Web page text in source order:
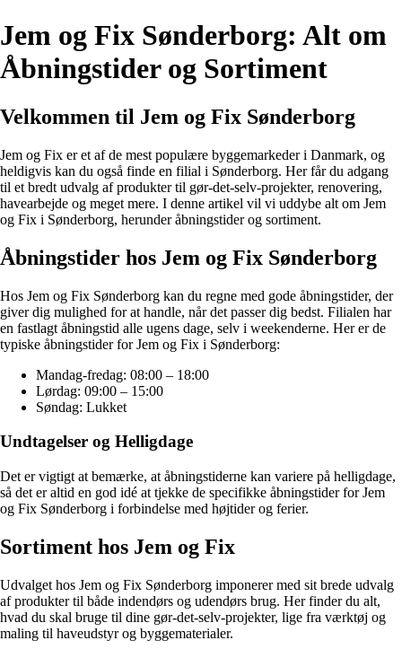
Jem og Fix Sønderborg: Alt om
Åbningstider og Sortiment
Velkommen til Jem og Fix Sønderborg
Jem og Fix er et af de mest populære byggemarkeder i Danmark, og
heldigvis kan du også finde en filial i Sønderborg. Her får du adgang
til et bredt udvalg af produkter til gør-det-selv-projekter, renovering,
havearbejde og meget mere. I denne artikel vil vi uddybe alt om Jem
og Fix i Sønderborg, herunder åbningstider og sortiment.
Åbningstider hos Jem og Fix Sønderborg
Hos Jem og Fix Sønderborg kan du regne med gode åbningstider, der
giver dig mulighed for at handle, når det passer dig bedst. Filialen har
en fastlagt åbningstid alle ugens dage, selv i weekenderne. Her er de
typiske åbningstider for Jem og Fix i Sønderborg:
Mandag-fredag: 08:00 – 18:00
Lørdag: 09:00 – 15:00
Søndag: Lukket
Undtagelser og Helligdage
Det er vigtigt at bemærke, at åbningstiderne kan variere på helligdage,
så det er altid en god idé at tjekke de specifikke åbningstider for Jem
og Fix Sønderborg i forbindelse med højtider og ferier.
Sortiment hos Jem og Fix
Udvalget hos Jem og Fix Sønderborg imponerer med sit brede udvalg
af produkter til både indendørs og udendørs brug. Her finder du alt,
hvad du skal bruge til dine gør-det-selv-projekter, lige fra værktøj og
maling til haveudstyr og byggematerialer.